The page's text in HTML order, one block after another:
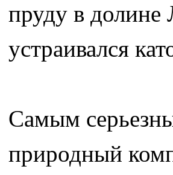
пруду в долине
устраивался
Самым
природный